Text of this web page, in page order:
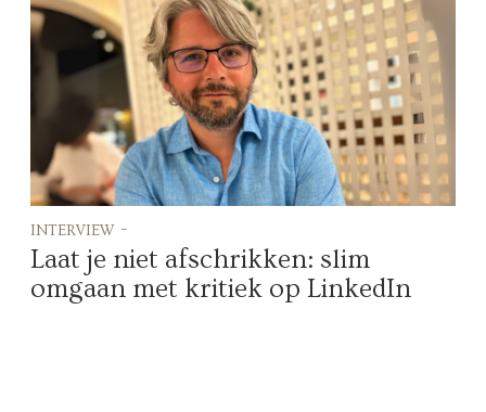
interview -
Laat je niet afschrikken: slim
omgaan met kritiek op LinkedIn